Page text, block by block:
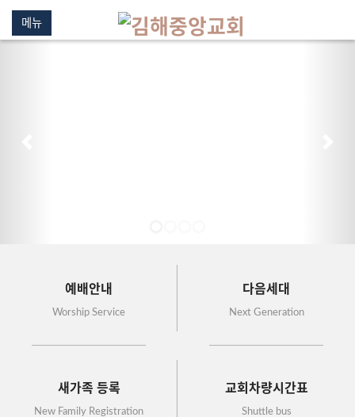
메뉴
예배안내
Worship Service
다음세대
Next Generation
새가족 등록
New Family Registration
교회차량시간표
Shuttle bus